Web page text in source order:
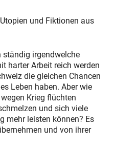
und Fiktionen aus
ständig irgendwelche
harter Arbeit reich werden
die gleichen Chancen
Leben haben. Aber wie
Krieg flüchten
und sich viele
mehr leisten können? Es
und von ihrer